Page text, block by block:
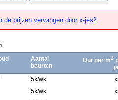
de prijzen vervangen door x-jes?
Aantal
beurten
Uur per m2
5x/wk
5x/wk